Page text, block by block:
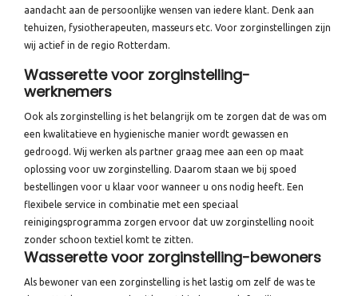
aandacht aan de persoonlijke wensen van iedere klant. Denk aan
tehuizen, fysiotherapeuten, masseurs etc. Voor zorginstellingen zijn
wij actief in de regio Rotterdam.
Wasserette voor zorginstelling-
werknemers
Ook als zorginstelling is het belangrijk om te zorgen dat de was om
een kwalitatieve en hygienische manier wordt gewassen en
gedroogd. Wij werken als partner graag mee aan een op maat
oplossing voor uw zorginstelling. Daarom staan we bij spoed
bestellingen voor u klaar voor wanneer u ons nodig heeft. Een
flexibele service in combinatie met een speciaal
reinigingsprogramma zorgen ervoor dat uw zorginstelling nooit
zonder schoon textiel komt te zitten.
Wasserette voor zorginstelling-bewoners
Als bewoner van een zorginstelling is het lastig om zelf de was te